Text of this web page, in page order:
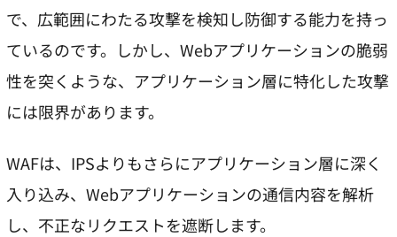
で、広範囲にわたる攻撃を検知し防御する能力を持っ
ているのです。しかし、Webアプリケーションの脆弱
性を突くような、アプリケーション層に特化した攻撃
には限界があります。
WAFは、IPSよりもさらにアプリケーション層に深く
入り込み、Webアプリケーションの通信内容を解析
し、不正なリクエストを遮断します。